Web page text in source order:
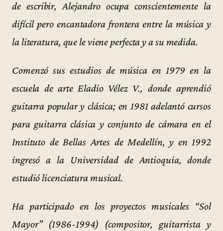
de escribir, Alejandro ocupa conscientemente la
difícil pero encantadora frontera entre la música y
la literatura, que le viene perfecta y a su medida.
Comenzó sus estudios de música en 1979 en la
escuela de arte Eladio Vélez V., donde aprendió
guitarra popular y clásica; en 1981 adelantó cursos
para guitarra clásica y conjunto de cámara en el
Instituto de Bellas Artes de Medellín, y en 1992
ingresó a la Universidad de Antioquia, donde
estudió licenciatura musical.
Ha participado en los proyectos musicales “Sol
Mayor” (1986-1994) (compositor, guitarrista y